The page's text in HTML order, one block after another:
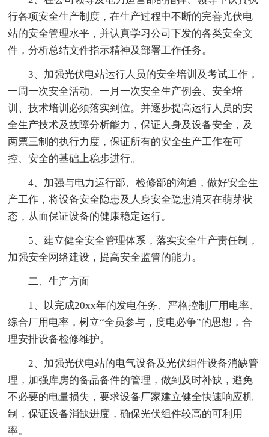
行各项安全生产制度，在生产过程中不断的完善光伏电
站的安全管理水平，并认真学习公司下发的各类安全文
件，分析总结文件指示精神及部署工作任务。
3、加强光伏电站运行人员的安全培训及考试工作，
一周一次安全活动、一月一次安全生产例会、安全培
训、技术培训必须落实到位。并逐步提高运行人员的安
全生产技术及故障分析能力，保证人身及设备安全，及
两票三制的执行力度，保证所有的安全生产工作在可
控、安全的基础上稳步进行。
4、加强与电力运行部、检修部的沟通，做好安全生
产工作，将设备安全隐患及人身安全隐患消灭在萌芽状
态，从而保证设备的健康稳定运行。
5、建立健全安全管理体系，落实安全生产责任制，
加强安全网络建设，提高安全监管的能力。
二、生产方面
1、以完成20xx年的发电任务、严格控制厂用电率、
综合厂用电率，树立“全员参与，度电必争”的思想，合
理安排设备检修维护。
2、加强光伏电站的电气设备及光伏组件设备消缺管
理，加强库房的备品备件的管理，做到及时补缺，避免
不必要的电量损失，要求设备厂家建立健全快速响应机
制，保证设备消缺进度，确保光伏组件较高的可利用
率。